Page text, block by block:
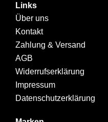
Links
Über uns
Kontakt
Zahlung & Versand
AGB
Widerrufserklärung
Impressum
Datenschutzerklärung